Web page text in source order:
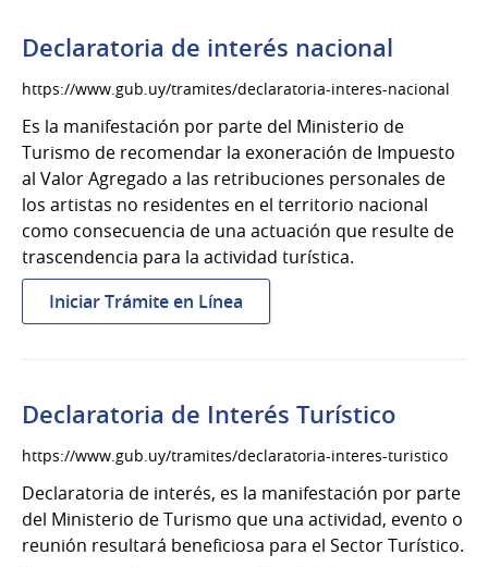
de
interés
turístico
Declaratoria de interés nacional
https://www.gub.uy/tramites/declaratoria-interes-nacional
Es la manifestación por parte del Ministerio de
Turismo de recomendar la exoneración de Impuesto
al Valor Agregado a las retribuciones personales de
los artistas no residentes en el territorio nacional
como consecuencia de una actuación que resulte de
trascendencia para la actividad turística.
Iniciar Trámite en Línea
Declaratoria
nacional
Declaratoria de Interés Turístico
https://www.gub.uy/tramites/declaratoria-interes-turistico
Declaratoria de interés, es la manifestación por parte
del Ministerio de Turismo que una actividad, evento o
reunión resultará beneficiosa para el Sector Turístico.